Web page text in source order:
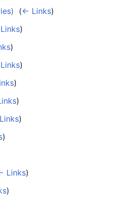
(← Links)
)
)
)
)
)
)
)
Links)
)